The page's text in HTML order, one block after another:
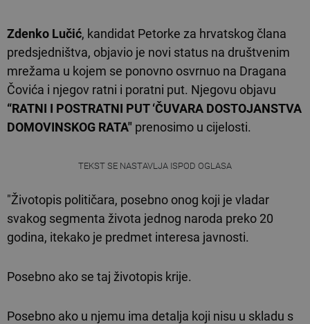
Zdenko Lučić, kandidat Petorke za hrvatskog člana
predsjedništva, objavio je novi status na društvenim
mrežama u kojem se ponovno osvrnuo na Dragana
Čovića i njegov ratni i poratni put. Njegovu objavu
“RATNI I POSTRATNI PUT ‘ČUVARA DOSTOJANSTVA
DOMOVINSKOG RATA" prenosimo u cijelosti.
TEKST SE NASTAVLJA ISPOD OGLASA
"Životopis političara, posebno onog koji je vladar
svakog segmenta života jednog naroda preko 20
godina, itekako je predmet interesa javnosti.
Posebno ako se taj životopis krije.
Posebno ako u njemu ima detalja koji nisu u skladu s